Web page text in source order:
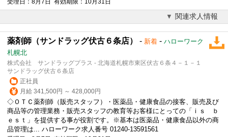
受理日：8月7日 有効期限：10月31日
関連求人情報
薬剤師（サンドラッグ伏古６条店） - 新着 - ハローワーク
札幌北
株式会社 サンドラッグプラス - 北海道札幌市東区伏古６条４－１－１
サンドラッグ伏古６条店
正社員
月給 341,500円 ～ 428,000円
◇ＯＴＣ薬剤師（販売スタッフ）・医薬品・健康食品の接客、販売及び
商品等の管理業務・販売スタッフの教育等お客様にとっての「ｉｓ ｂ
ｅｓｔ」を提供する事が役割です。※基本は医薬品・健康食品以外の商
品管理は... ハローワーク求人番号 01240-13591561